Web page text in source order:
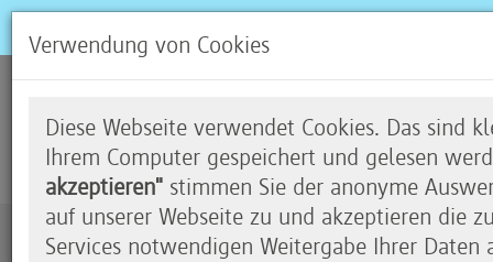
Das Mäander
Verwendung von Cookies
Diese Webseite verwendet Cookies. Das sind
Ihrem Computer gespeichert und gelesen
akzeptieren" stimmen Sie der anonyme
auf unserer Webseite zu und akzeptieren die
Services notwendigen Weitergabe Ihrer